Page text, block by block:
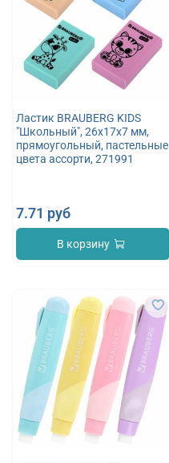
Ластик BRAUBERG KIDS
"Школьный", 26х17х7 мм,
прямоугольный, пастельные
цвета ассорти, 271991
7.71 руб
В корзину